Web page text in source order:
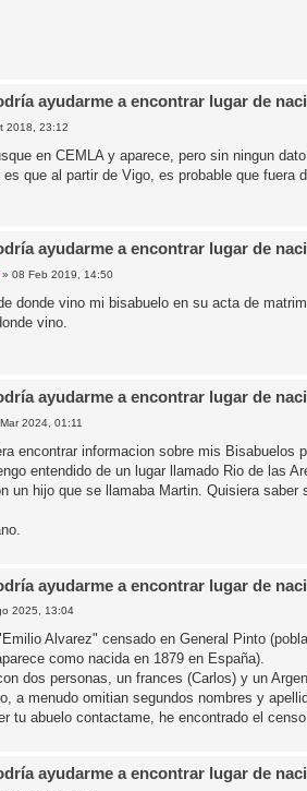
ayudarme a encontrar lugar de
2018, 23:12
en CEMLA y aparece, pero sin ningun
que al partir de Vigo, es probable que fuera
ayudarme a encontrar lugar de
»08 Feb 2019, 14:50
donde vino mi bisabuelo en su acta de
vino.
ayudarme a encontrar lugar de
2024, 01:11
encontrar informacion sobre mis
entendido de un lugar llamado Rio de las
un hijo que se llamaba Martin. Quisiera
ayudarme a encontrar lugar de
2025, 13:04
Alvarez" censado en General Pinto
como nacida en 1879 en España).
dos personas, un frances (Carlos) y un
a menudo omitian segundos nombres y
tu abuelo contactame, he encontrado el
ayudarme a encontrar lugar de